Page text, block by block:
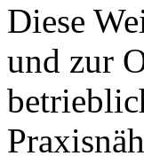
Diese
und zur